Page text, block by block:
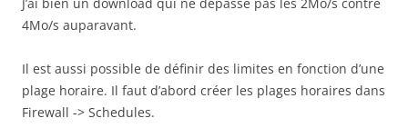
J’ai bien un download qui ne depasse pas les 2Mo/s contre
4Mo/s auparavant.
Il est aussi possible de définir des limites en fonction d’une
plage horaire. Il faut d’abord créer les plages horaires dans
Firewall -> Schedules.